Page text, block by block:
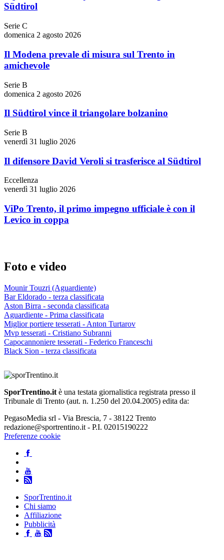
Südtirol
Serie C
domenica 2 agosto 2026
Il Modena prevale di misura sul Trento in
amichevole
Serie B
domenica 2 agosto 2026
Il Südtirol vince il triangolare bolzanino
Serie B
venerdì 31 luglio 2026
Il difensore David Veroli si trasferisce al Südtirol
Eccellenza
venerdì 31 luglio 2026
ViPo Trento, il primo impegno ufficiale è con il
Levico in coppa
Foto e video
Mounir Touzri (Aguardiente)
Bar Eldorado - terza classificata
Aston Birra - seconda classificata
Aguardiente - Prima classificata
Miglior portiere tesserati - Anton Turtarov
Mvp tesserati - Cristiano Subranni
Capocannoniere tesserati - Federico Franceschi
Black Sion - terza classificata
SporTrentino.it è una testata giornalistica registrata presso il
Tribunale di Trento (aut. n. 1.250 del 20.04.2005) edita da:
PegasoMedia srl - Via Brescia, 7 - 38122 Trento
redazione@sportrentino.it - P.I. 02015190222
Preferenze cookie
SporTrentino.it
Chi siamo
Affiliazione
Pubblicità